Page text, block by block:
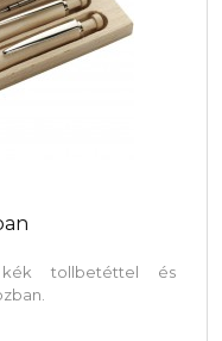
kék tollbetéttel és